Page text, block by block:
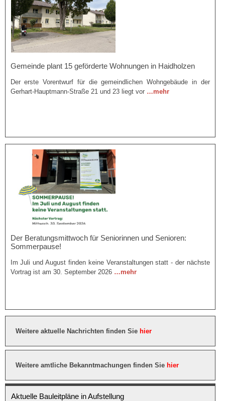
Gemeinde plant 15 geförderte Wohnungen in Haidholzen
Der erste Vorentwurf für die gemeindlichen Wohngebäude in der
Gerhart-Hauptmann-Straße 21 und 23 liegt vor …mehr
Der Beratungsmittwoch für Seniorinnen und Senioren:
Sommerpause!
Im Juli und August finden keine Veranstaltungen statt - der nächste
Vortrag ist am 30. September 2026 …mehr
Weitere aktuelle Nachrichten finden Sie hier
Weitere amtliche Bekanntmachungen finden Sie hier
Aktuelle Bauleitpläne in Aufstellung